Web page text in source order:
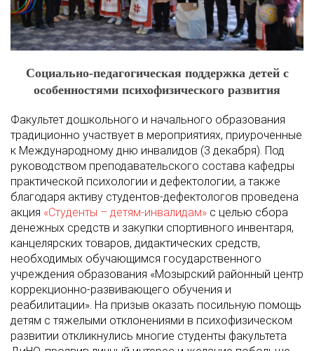
Социально-педагогическая поддержка детей с
особенностями психофизического развития
Факультет дошкольного и начального образования
традиционно участвует в мероприятиях, приуроченные
к Международному дню инвалидов (3 декабря). Под
руководством преподавательского состава кафедры
практической психологии и дефектологии, а также
благодаря активу студентов-дефектологов проведена
акция «Студенты – детям-инвалидам» с целью сбора
денежных средств и закупки спортивного инвентаря,
канцелярских товаров, дидактических средств,
необходимых обучающимся государственного
учреждения образования «Мозырский районный центр
коррекционно-развивающего обучения и
реабилитации». На призыв оказать посильную помощь
детям с тяжелыми отклонениями в психофизическом
развитии откликнулись многие студенты факультета